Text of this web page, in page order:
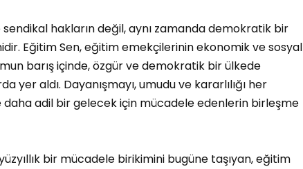
sendikal hakların değil, aynı zamanda demokratik bir
Eğitim Sen, eğitim emekçilerinin ekonomik ve sosyal
barış içinde, özgür ve demokratik bir ülkede
yer aldı. Dayanışmayı, umudu ve kararlılığı her
adil bir gelecek için mücadele edenlerin birleşme
bir mücadele birikimini bugüne taşıyan, eğitim